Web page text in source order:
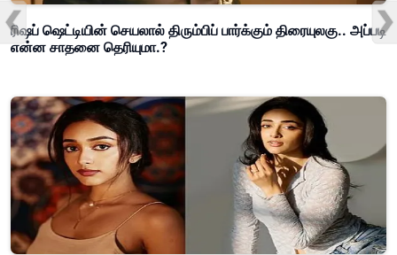
ரிஷப் ஷெட்டியின் செயலால் திரும்பிப் பார்க்கும் திரையுலகு.. அப்படி
என்ன சாதனை தெரியுமா.?